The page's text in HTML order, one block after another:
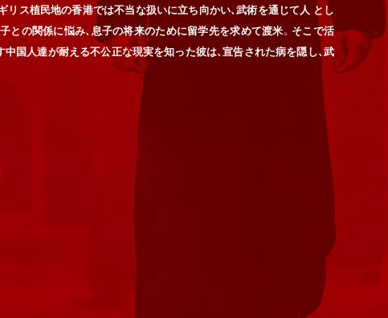
リス植民地の香港では不当な扱いに立ち向かい、武術を通じて人 とし
との関係に悩み、息子の将来のために留学先を求めて渡米。そこで活
国人達が耐える不公正な現実を知った彼は、宣告された病を隠し、武